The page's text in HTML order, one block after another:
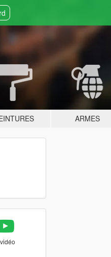
ARMES